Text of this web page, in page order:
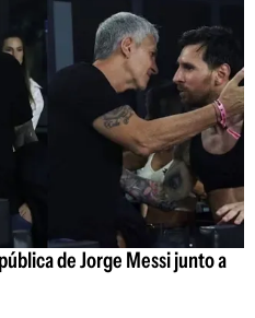
de Jorge Messi junto a